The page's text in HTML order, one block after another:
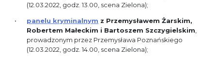
(12.03.2022, godz. 13.00, scena Zielona);
panelu kryminalnym z Przemysławem Żarskim,
Robertem Małeckim i Bartoszem Szczygielskim,
prowadzonym przez Przemysława Poznańskiego
(12.03.2022, godz. 14.00, scena Zielona);